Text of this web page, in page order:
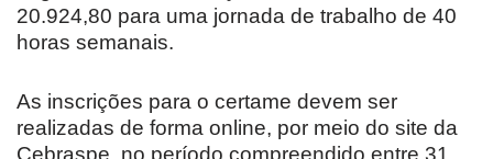
20.924,80 para uma jornada de trabalho de 40
horas semanais.
As inscrições para o certame devem ser
realizadas de forma online, por meio do site da